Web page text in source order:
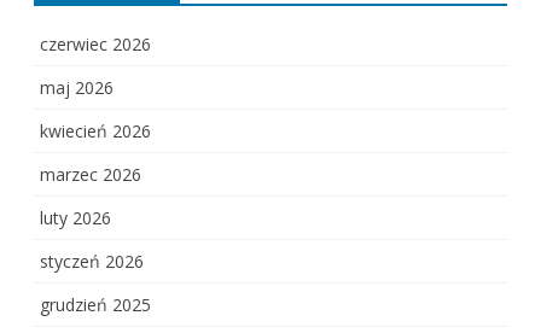
czerwiec 2026
maj 2026
kwiecień 2026
marzec 2026
luty 2026
styczeń 2026
grudzień 2025